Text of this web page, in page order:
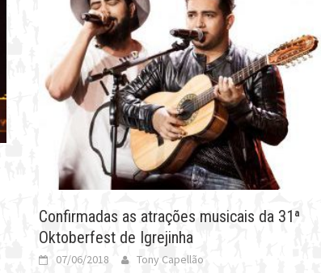
Confirmadas as atrações musicais da 31ª
Oktoberfest de Igrejinha
07/06/2018 Tony Capellão